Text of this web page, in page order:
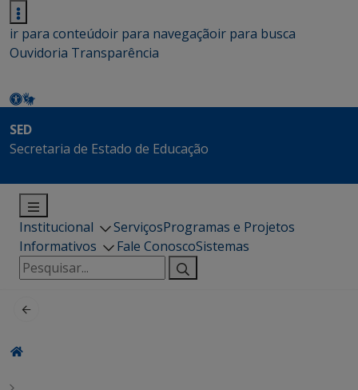
ir para conteúdoir para navegaçãoir para busca
Ouvidoria Transparência
SED
Secretaria de Estado de Educação
Institucional ServiçosProgramas e Projetos
Informativos
Fale ConoscoSistemas
Pesquisar
por: